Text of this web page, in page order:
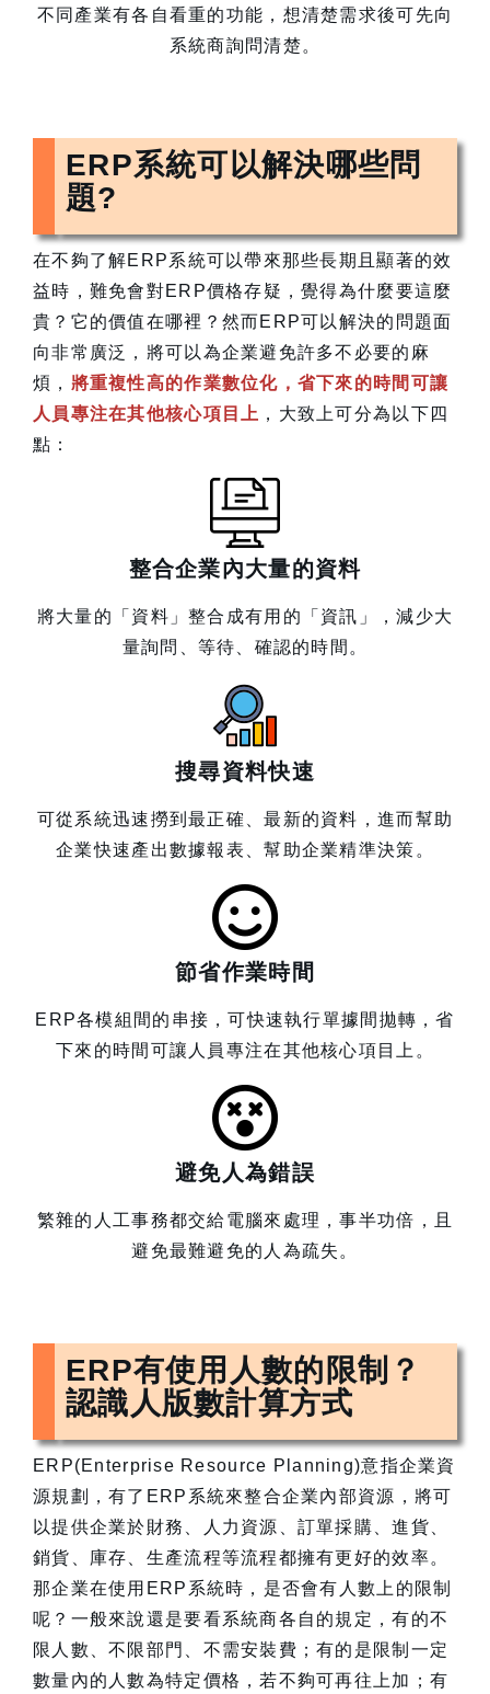
不同產業有各自看重的功能，想清楚需求後可先向
系統商詢問清楚。
ERP系統可以解決哪些問
題?
在不夠了解ERP系統可以帶來那些長期且顯著的效
益時，難免會對ERP價格存疑，覺得為什麼要這麼
貴？它的價值在哪裡？然而ERP可以解決的問題面
向非常廣泛，將可以為企業避免許多不必要的麻
煩， 將重複性高的作業數位化，省下來的時間可讓
人員專注在其他核心項目上 ，大致上可分為以下四
點：
整合企業內大量的資料
將大量的「資料」整合成有用的「資訊」，減少大
量詢問、等待、確認的時間。
搜尋資料快速
可從系統迅速撈到最正確、最新的資料，進而幫助
企業快速產出數據報表、幫助企業精準決策。
節省作業時間
ERP各模組間的串接，可快速執行單據間拋轉，省
下來的時間可讓人員專注在其他核心項目上。
避免人為錯誤
繁雜的人工事務都交給電腦來處理，事半功倍，且
避免最難避免的人為疏失。
ERP有使用人數的限制？
認識人版數計算方式
ERP(Enterprise Resource Planning)意指企業資
源規劃，有了ERP系統來整合企業內部資源，將可
以提供企業於財務、人力資源、訂單採購、進貨、
銷貨、庫存、生產流程等流程都擁有更好的效率。
那企業在使用ERP系統時，是否會有人數上的限制
呢？一般來說還是要看系統商各自的規定，有的不
限人數、不限部門、不需安裝費；有的是限制一定
數量內的人數為特定價格，若不夠可再往上加；有